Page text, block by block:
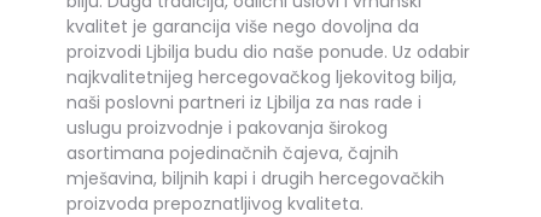
kvalitet je garancija više nego dovoljna da
proizvodi Ljbilja budu dio naše ponude. Uz odabir
najkvalitetnijeg hercegovačkog ljekovitog bilja,
naši poslovni partneri iz Ljbilja za nas rade i
uslugu proizvodnje i pakovanja širokog
asortimana pojedinačnih čajeva, čajnih
mješavina, biljnih kapi i drugih hercegovačkih
proizvoda prepoznatljivog kvaliteta.